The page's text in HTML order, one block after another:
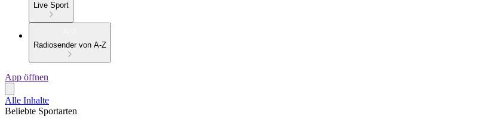
Live Sport
Radiosender von A-Z
App öffnen
Alle Inhalte
Beliebte Sportarten